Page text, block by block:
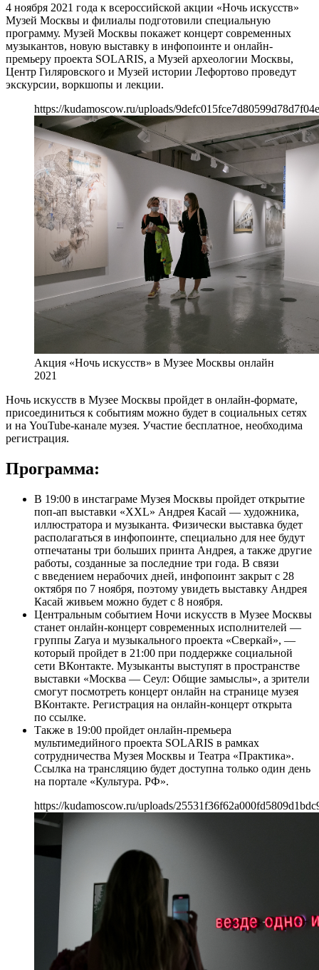
4 ноября 2021 года к всероссийской акции «Ночь искусств»
Музей Москвы и филиалы подготовили специальную
программу. Музей Москвы покажет концерт современных
музыкантов, новую выставку в инфопоинте и онлайн-
премьеру проекта SOLARIS, а Музей археологии Москвы,
Центр Гиляровского и Музей истории Лефортово проведут
экскурсии, воркшопы и лекции.
https://kudamoscow.ru/uploads/
Акция «Ночь искусств» в Музее Москвы онлайн
2021
Ночь искусств в Музее Москвы пройдет в онлайн-формате,
присоединиться к событиям можно будет в социальных сетях
и на YouTube-канале музея. Участие бесплатное, необходима
регистрация.
Программа:
В 19:00 в инстаграме Музея Москвы пройдет открытие
поп-ап выставки «XXL» Андрея Касай — художника,
иллюстратора и музыканта. Физически выставка будет
располагаться в инфопоинте, специально для нее будут
отпечатаны три больших принта Андрея, а также другие
работы, созданные за последние три года. В связи
с введением нерабочих дней, инфопоинт закрыт с 28
октября по 7 ноября, поэтому увидеть выставку Андрея
Касай живьем можно будет с 8 ноября.
Центральным событием Ночи искусств в Музее Москвы
станет онлайн-концерт современных исполнителей —
группы Zarya и музыкального проекта «Сверкай», —
который пройдет в 21:00 при поддержке социальной
сети ВКонтакте. Музыканты выступят в пространстве
выставки «Москва — Сеул: Общие замыслы», а зрители
смогут посмотреть концерт онлайн на странице музея
ВКонтакте. Регистрация на онлайн-концерт открыта
по ссылке.
Также в 19:00 пройдет онлайн-премьера
мультимедийного проекта SOLARIS в рамках
сотрудничества Музея Москвы и Театра «Практика».
Ссылка на трансляцию будет доступна только один день
на портале «Культура. РФ».
https://kudamoscow.ru/uploads/